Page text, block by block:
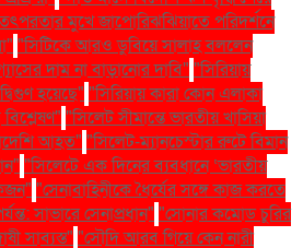
মুখে জাপোরিঝঝিয়াতে পরিদর্শনে
"সিটিকে আরও ডুবিয়ে সালাহ বললেন
দাম না বাড়ানোর দাবি" "সিরিয়ায়
হয়েছে" "সিরিয়ায় কারা কোন এলাকা
বিশ্লেষণ" "সিলেট সীমান্তে ভারতীয় খাসিয়া
আহত" "সিলেট-ম্যানচেস্টার রুটে বিমান
"সিলেটে এক দিনের ব্যবধানে ‘ভারতীয়
"সেনাবাহিনীকে ধৈর্যের সঙ্গে কাজ করতে
সাভারে সেনাপ্রধান" "সোনার কমোড চুরির
সাব্যস্ত" "সৌদি আরব গিয়ে কেন নারী